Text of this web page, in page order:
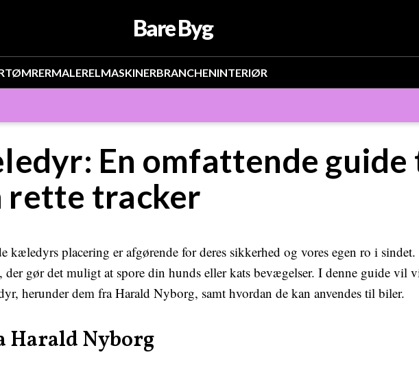
Bare Byg
TØMRERMALERELMASKINERBRANCHENINTERIØR
En omfattende
rette tracker
kæledyrs placering er afgørende for deres sikkerhed og vores egen ro i
gør det muligt at spore din hunds eller kats bevægelser. I denne guide vil
herunder dem fra Harald Nyborg, samt hvordan de kan anvendes til biler.
Harald Nyborg